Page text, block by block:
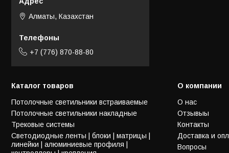
Алматы, Казахстан
+7 (776) 870-88-80
Каталог товаров
Потолочные светильники встраиваемые
Потолочные светильники накладные
Трековые системы
Светодиодные ленты | блоки | матрицы |
линейки | алюминиевые профиля |
О компании
О нас
Отзывыы
Контакты
Доставка и
Вопросы